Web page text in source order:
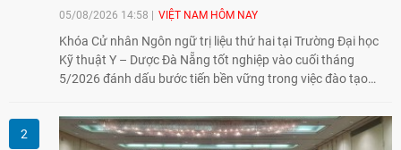
05/08/2026 14:58 VIỆT NAM HÔM NAY
Khóa Cử nhân Ngôn ngữ trị liệu thứ hai tại Trường Đại học
Kỹ thuật Y – Dược Đà Nẵng tốt nghiệp vào cuối tháng
5/2026 đánh dấu bước tiến bền vững trong việc đào tạo
tại Việt Nam.